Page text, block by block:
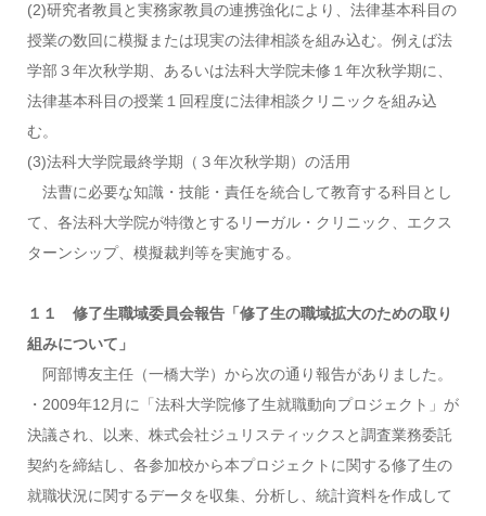
(2)研究者教員と実務家教員の連携強化により、法律基本科目の
授業の数回に模擬または現実の法律相談を組み込む。例えば法
学部３年次秋学期、あるいは法科大学院未修１年次秋学期に、
法律基本科目の授業１回程度に法律相談クリニックを組み込
む。
(3)法科大学院最終学期（３年次秋学期）の活用
法曹に必要な知識・技能・責任を統合して教育する科目とし
て、各法科大学院が特徴とするリーガル・クリニック、エクス
ターンシップ、模擬裁判等を実施する。
１１ 修了生職域委員会報告「修了生の職域拡大のための取り
組みについて」
阿部博友主任（一橋大学）から次の通り報告がありました。
・2009年12月に「法科大学院修了生就職動向プロジェクト」が
決議され、以来、株式会社ジュリスティックスと調査業務委託
契約を締結し、各参加校から本プロジェクトに関する修了生の
就職状況に関するデータを収集、分析し、統計資料を作成して